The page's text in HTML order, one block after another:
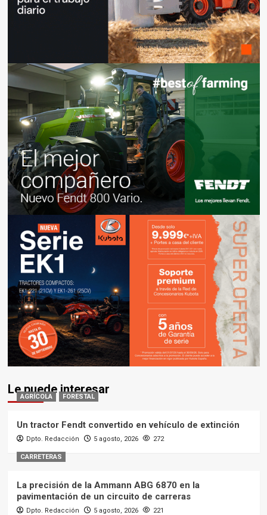
Le puede interesar
AGRÍCOLA FORESTAL
Un tractor Fendt convertido en vehículo de extinción
Dpto. Redacción 5 agosto, 2026 272
CARRETERAS
La precisión de la Ammann ABG 6870 en la
pavimentación de un circuito de carreras
Dpto. Redacción 5 agosto, 2026 221